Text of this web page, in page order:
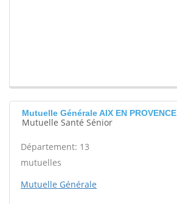
Mutuelle Générale AIX EN PROVENCE
Mutuelle Santé Sénior
Département: 13
mutuelles
Mutuelle Générale